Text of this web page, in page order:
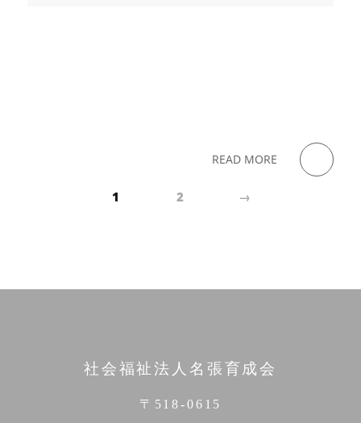
READ MORE
1 2 →
社会福祉法人名張育成会
〒518-0615